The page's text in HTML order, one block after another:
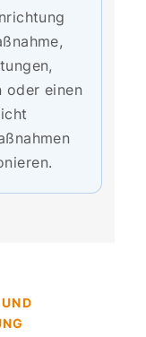
oder einen